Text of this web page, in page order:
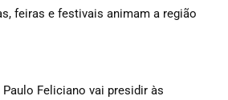
feiras e festivais animam a região
Feliciano vai presidir às